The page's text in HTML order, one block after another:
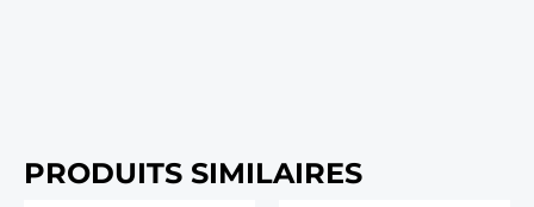
PRODUITS SIMILAIRES